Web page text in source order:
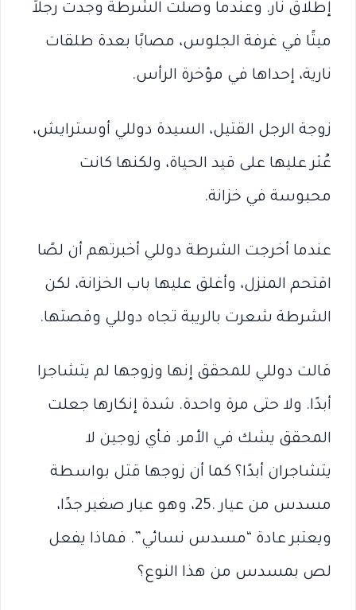
إطلاق نار. وعندما وصلت الشرطة وجدت رجلاً
ميتًا في غرفة الجلوس، مصابًا بعدة طلقات
نارية، إحداها في مؤخرة الرأس.
زوجة الرجل القتيل، السيدة دوللي أوسترايش،
عُثر عليها على قيد الحياة، ولكنها كانت
محبوسة في خزانة.
عندما أخرجت الشرطة دوللي أخبرتهم أن لصًا
اقتحم المنزل، وأغلق عليها باب الخزانة، لكن
الشرطة شعرت بالريبة تجاه دوللي وقصتها.
قالت دوللي للمحقق إنها وزوجها لم يتشاجرا
أبدًا. ولا حتى مرة واحدة. شدة إنكارها جعلت
المحقق يشك في الأمر. فأي زوجين لا
يتشاجران أبدًا؟ كما أن زوجها قتل بواسطة
مسدس من عيار .25، وهو عيار صغير جدًا،
ويعتبر عادة “مسدس نسائي”. فماذا يفعل
لص بمسدس من هذا النوع؟